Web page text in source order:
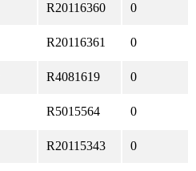
R20116360 0
R20116361 0
R4081619 0
R5015564 0
R20115343 0